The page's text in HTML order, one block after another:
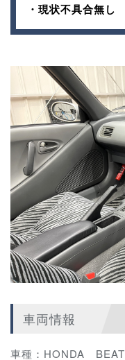
・現状不具合無し
車両情報
車種：HONDA BEAT